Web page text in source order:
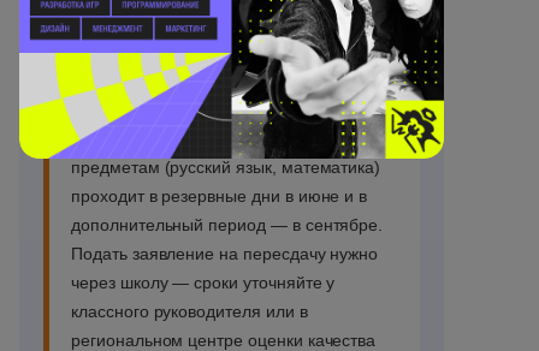
маршрут.
Шаг 2 📅 Записаться на пересдачу
Пересдача ОГЭ по обязательным
предметам (русский язык, математика)
проходит в резервные дни в июне и в
дополнительный период — в сентябре.
Подать заявление на пересдачу нужно
через школу — сроки уточняйте у
классного руководителя или в
региональном центре оценки качества